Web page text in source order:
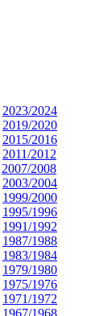
2023/2024
2019/2020
2015/2016
2011/2012
2007/2008
2003/2004
1999/2000
1995/1996
1991/1992
1987/1988
1983/1984
1979/1980
1975/1976
1971/1972
1967/1968